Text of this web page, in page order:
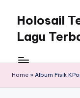
content
Holosail
Lagu
Home » Album Fisik